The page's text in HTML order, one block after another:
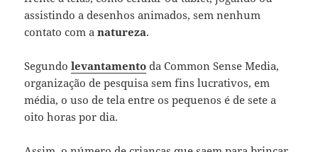
assistindo a desenhos animados, sem nenhum
contato com anatureza.
Segundolevantamento da Common Sense Media,
organização de pesquisa sem fins lucrativos, em
média, o uso de tela entre os pequenos é de sete a
oito horas por dia.